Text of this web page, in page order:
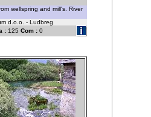
wellspring and mill's. River
d.o.o. - Ludbreg
: 125 Com : 0